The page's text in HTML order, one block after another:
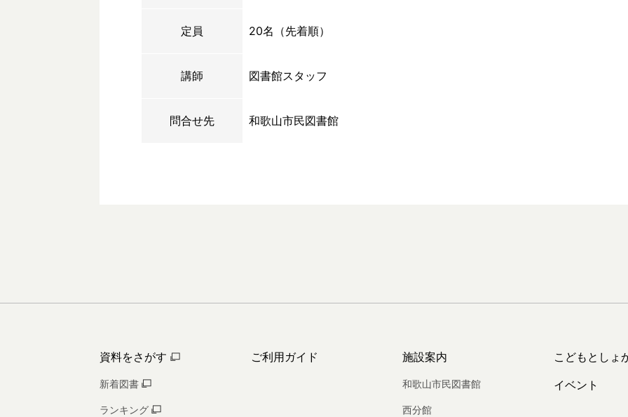
定員 20名（先着順）
講師 図書館スタッフ
問合せ先 和歌山市民図書館
資料をさがす
新着図書
ランキング
ご利用ガイド 施設案内
和歌山市民図書館
西分館
こどもとしょ
イベント